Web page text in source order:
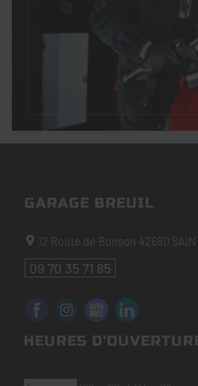
GARAGE BREUIL
12 Route de Bonson 42680
09 70 35 71 85
HEURES